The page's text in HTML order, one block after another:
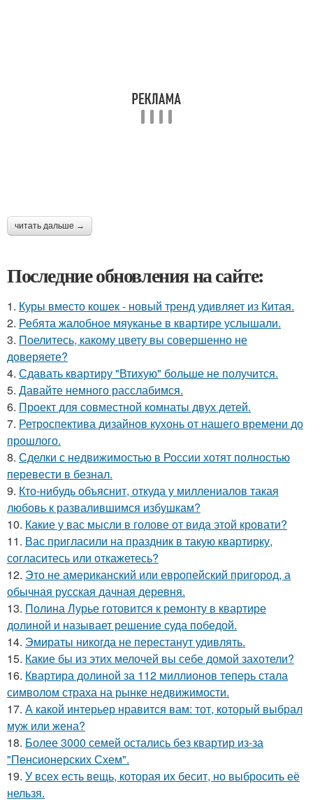
читать дальше →
Последние обновления на сайте:
1. Куры вместо кошек - новый тренд удивляет из Китая.
2. Ребята жалобное мяуканье в квартире услышали.
3. Поелитесь, какому цвету вы совершенно не
доверяете?
4. Сдавать квартиру "Втихую" больше не получится.
5. Давайте немного расслабимся.
6. Проект для совместной комнаты двух детей.
7. Ретроспектива дизайнов кухонь от нашего времени до
прошлого.
8. Сделки с недвижимостью в России хотят полностью
перевести в безнал.
9. Кто-нибудь объяснит, откуда у миллениалов такая
любовь к развалившимся избушкам?
10. Какие у вас мысли в голове от вида этой кровати?
11. Вас пригласили на праздник в такую квартирку,
согласитесь или откажетесь?
12. Это не американский или европейский пригород, а
обычная русская дачная деревня.
13. Полина Лурье готовится к ремонту в квартире
долиной и называет решение суда победой.
14. Эмираты никогда не перестанут удивлять.
15. Какие бы из этих мелочей вы себе домой захотели?
16. Квартира долиной за 112 миллионов теперь стала
символом страха на рынке недвижимости.
17. А какой интерьер нравится вам: тот, который выбрал
муж или жена?
18. Более 3000 семей остались без квартир из-за
"Пенсионерских Схем".
19. У всех есть вещь, которая их бесит, но выбросить её
нельзя.